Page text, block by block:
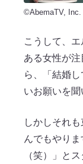
©AbemaTV, Inc.
こうして、
ある女性が
ら、「結婚
いお願いを聞
しかしそれ
んでもやり
（笑）」と